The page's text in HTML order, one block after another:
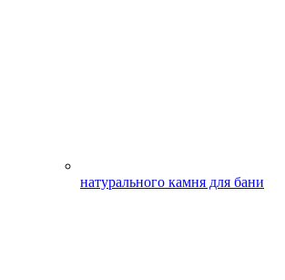
натурального камня для бани